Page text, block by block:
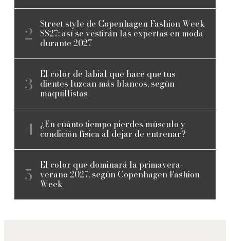
Street style de Copenhagen Fashion Week
SS27: así se vestirán las expertas en moda
durante 2027
El color de labial que hace que tus
dientes luzcan más blancos, según
maquillistas
¿En cuánto tiempo pierdes músculo y
condición física al dejar de entrenar?
El color que dominará la primavera-
verano 2027, según Copenhagen Fashion
Week